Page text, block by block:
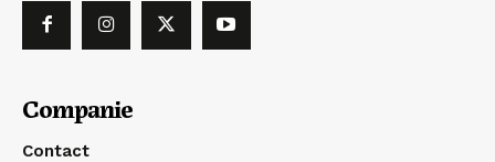
Companie
Contact